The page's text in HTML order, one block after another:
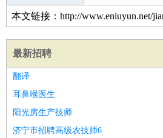
本文链接：http://www.eniuyun.net/
最新招聘
翻译
耳鼻喉医生
阳光房生产技师
济宁市招聘高级农技师6